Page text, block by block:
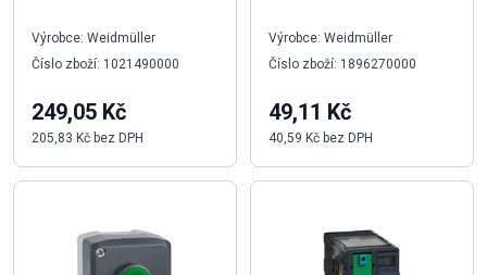
Výrobce: Weidmüller
Číslo zboží: 1021490000
249,05 Kč
205,83 Kč bez DPH
Výrobce: Weidmüller
Číslo zboží: 1896270000
49,11 Kč
40,59 Kč bez DPH